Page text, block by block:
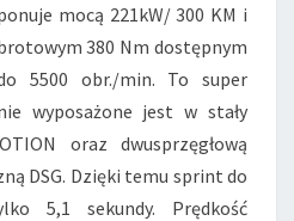
mocą 221kW/ 300 KM i
380 Nm dostępnym
5500 obr./min. To super
wyposażone jest w stały
oraz dwusprzęgłową
DSG. Dzięki temu sprint do
5,1 sekundy. Prędkość